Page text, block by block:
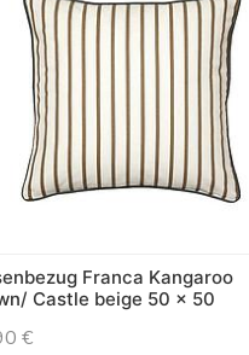
Franca Kangaroo
Castle beige 50 x 50
€